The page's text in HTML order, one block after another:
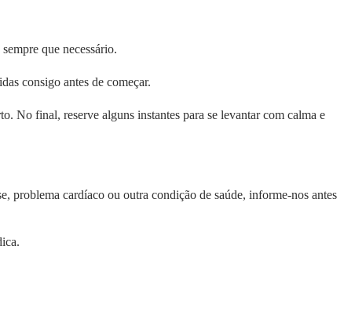
que necessário.
consigo antes de começar.
No final, reserve alguns instantes para se levantar com calma e
problema cardíaco ou outra condição de saúde, informe-nos antes